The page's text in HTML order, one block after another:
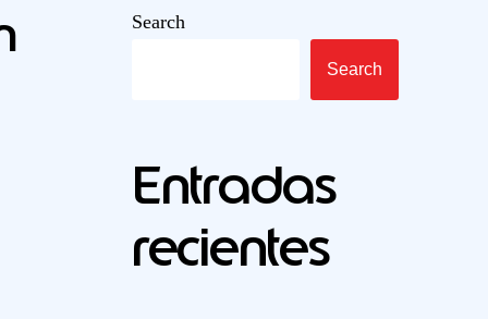
Search
Search
Entradas
recientes